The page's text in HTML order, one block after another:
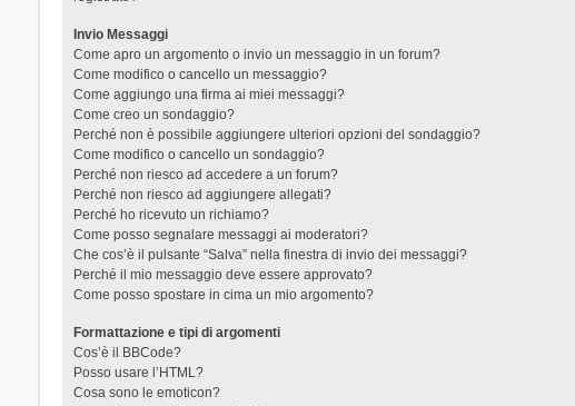
Invio Messaggi
Come apro un argomento o invio un messaggio in un forum?
Come modifico o cancello un messaggio?
Come aggiungo una firma ai miei messaggi?
Come creo un sondaggio?
Perché non è possibile aggiungere ulteriori opzioni del sondaggio?
Come modifico o cancello un sondaggio?
Perché non riesco ad accedere a un forum?
Perché non riesco ad aggiungere allegati?
Perché ho ricevuto un richiamo?
Come posso segnalare messaggi ai moderatori?
Che cos’è il pulsante “Salva” nella finestra di invio dei messaggi?
Perché il mio messaggio deve essere approvato?
Come posso spostare in cima un mio argomento?
Formattazione e tipi di argomenti
Cos’è il BBCode?
Posso usare l’HTML?
Cosa sono le emoticon?